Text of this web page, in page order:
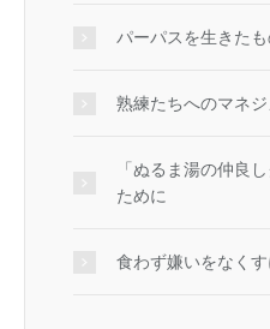
パーパスを生きた
熟練たちへのマネジ
「ぬるま湯の仲良
ために
食わず嫌いをなくす